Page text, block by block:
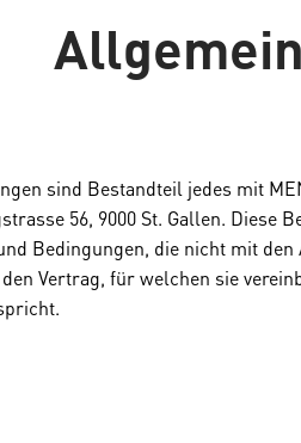
sind Bestandteil jedes mit
56, 9000 St. Gallen.
Bedingungen, die nicht mit
Vertrag, für welchen sie